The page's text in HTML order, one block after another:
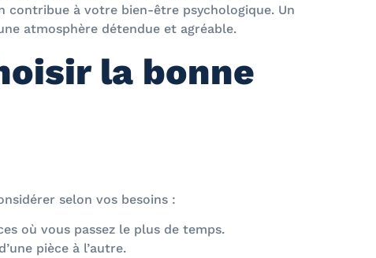
à votre bien-être psychologique. Un
atmosphère détendue et agréable.
la bonne
selon vos besoins :
où vous passez le plus de temps.
pièce à l’autre.